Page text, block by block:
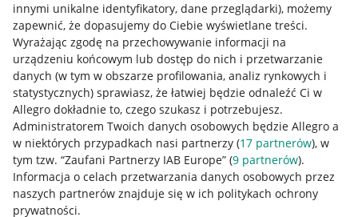
innymi unikalne identyfikatory, dane przeglądarki), możemy
zapewnić, że dopasujemy do Ciebie wyświetlane treści.
Wyrażając zgodę na przechowywanie informacji na
urządzeniu końcowym lub dostęp do nich i przetwarzanie
danych (w tym w obszarze profilowania, analiz rynkowych i
statystycznych) sprawiasz, że łatwiej będzie odnaleźć Ci w
Allegro dokładnie to, czego szukasz i potrzebujesz.
Administratorem Twoich danych osobowych będzie Allegro a
w niektórych przypadkach nasi partnerzy (17 partnerów), w
tym tzw. “Zaufani Partnerzy IAB Europe” (9 partnerów).
Informacja o celach przetwarzania danych osobowych przez
naszych partnerów znajduje się w ich politykach ochrony
prywatności.
Przydatne informacje
Jak to działa